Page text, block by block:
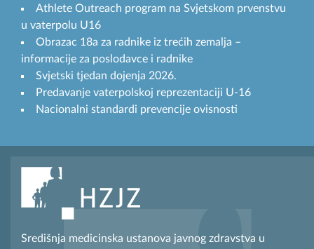
Athlete Outreach program na Svjetskom prvenstvu
u vaterpolu U16
Obrazac 18a za radnike iz trećih zemalja –
informacije za poslodavce i radnike
Svjetski tjedan dojenja 2026.
Predavanje vaterpolskoj reprezentaciji U-16
Nacionalni standardi prevencije ovisnosti
Središnja medicinska ustanova javnog zdravstva u